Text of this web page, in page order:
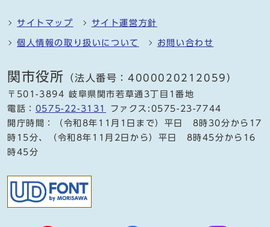
サイトマップ サイト運営方針
個人情報の取り扱いについて お問い合わせ
関市役所 （法人番号：4000020212059）
〒501-3894 岐阜県関市若草通3丁目1番地
電話： 0575-22-3131
ファクス:0575-23-7744
開庁時間：（令和8年11月1日まで）平日 8時30分から17
時15分、（令和8年11月2日から）平日 8時45分から16
時45分